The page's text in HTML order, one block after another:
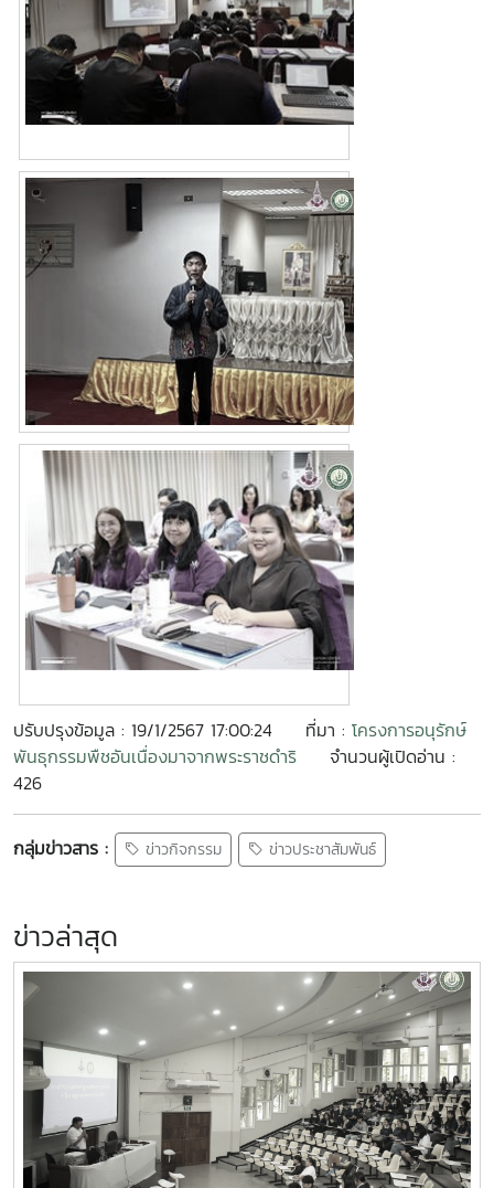
ปรับปรุงข้อมูล : 19/1/2567 17:00:24 ที่มา : โครงการอนุรักษ์
พันธุกรรมพืชอันเนื่องมาจากพระราชดำริ
จำนวนผู้เปิดอ่าน :
426
กลุ่มข่าวสาร : ข่าวกิจกรรม ข่าวประชาสัมพันธ์
ข่าวล่าสุด